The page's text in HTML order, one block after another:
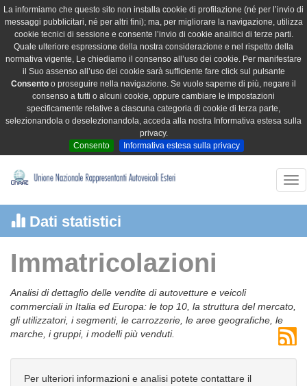
La informiamo che questo sito non installa cookie di profilazione (né per l’invio di
messaggi pubblicitari, né per altri fini); ma, per migliorare la navigazione, utilizza
cookie tecnici di sessione e consente l’invio di cookie analitici di terze parti.
Quale ulteriore espressione della nostra considerazione e nel rispetto della
normativa vigente, Le chiediamo il consenso all’uso dei cookie. Per manifestare
il Suo assenso all’uso dei cookie sarà sufficiente fare click sul pulsante
Consento o proseguire nella navigazione. Se vuole saperne di più, negare il
consenso a tutti o alcuni cookie, oppure cambiare le impostazioni
specificamente relative a ciascuna categoria di cookie di terza parte,
selezionandola o deselezionandola, acceda alla nostra Informativa estesa sulla
privacy.
Consento
Informativa estesa sulla privacy
Dati statistici
Immatricolazioni
Analisi di dettaglio delle vendite di autovetture e veicoli
commerciali in Italia ed Europa: le top 10, la struttura del mercato,
gli utilizzatori, i segmenti, le carrozzerie, le aree geografiche, le
marche, i gruppi, i modelli più venduti.
Per ulteriori informazioni e analisi potete contattare il